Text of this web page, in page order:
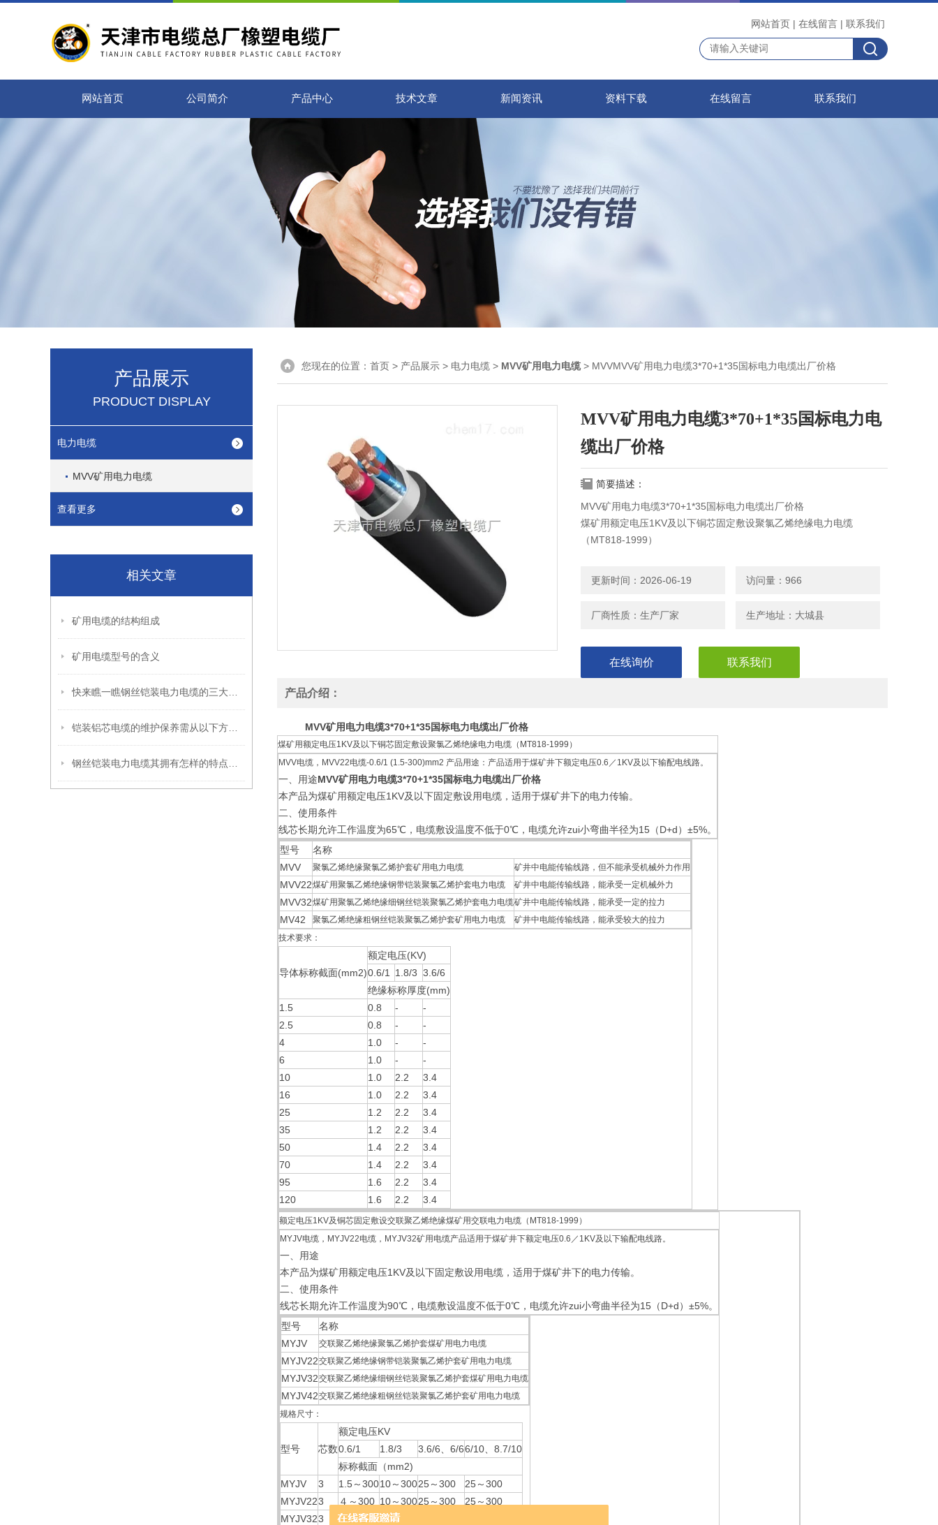
网站首页 | 在线留言 | 联系我们
网站首页 公司简介 产品中心 技术文章 新闻资讯 资料下载 在线留言 联系我们
产品展示
PRODUCT DISPLAY
电力电缆
MVV矿用电力电缆
查看更多
相关文章
矿用电缆的结构组成
矿用电缆型号的含义
您现在的位置： 首页 > 产品展示 > 电力电缆 > MVV矿用电力电缆> MVVMVV矿用电力电缆3*70+1*35国标电力电缆出厂价格
MVV矿用电力电缆3*70+1*35国标电力电
缆出厂价格
简要描述：
MVV矿用电力电缆3*70+1*35国标电力电缆出厂价格
煤矿用额定电压1KV及以下铜芯固定敷设聚氯乙烯绝缘电力电缆
（MT818-1999）
煤矿井下额定电压0.6／1KV及以下输配电线路。
更新时间：2026-06-19 访问量：966
厂商性质：生产厂家 生产地址：大城县
在线询价 联系我们
产品介绍：
MVV矿用电力电缆3*70+1*35国标电力电缆出厂价格
煤矿用额定电压1KV及以下铜芯固定敷设聚氯乙烯绝缘电力电缆（MT818-1999）
MVV电缆，MVV22电缆-0.6/1 (1.5-300)mm2 产品用途：产品适用于煤矿井下额定电压0.6／1KV及以下输配电线路。
一、用途MVV矿用电力电缆3*70+1*35国标电力电缆出厂价格
本产品为煤矿用额定电压1KV及以下固定敷设用电缆，适用于煤矿井下的电力传输。
二、使用条件
线芯长期允许工作温度为65℃，电缆敷设温度不低于0℃，电缆允许zui小弯曲半径为15（D+d）±5%。
型号
名称
MVV
聚氯乙烯绝缘聚氯乙烯护套矿用电力电缆 矿井中电能传输线路，但不能承受机械外力作用
MVV22煤矿用聚氯乙烯绝缘钢带铠装聚氯乙烯护套电力电缆 矿井中电能传输线路，能承受一定机械外力
MVV32煤矿用聚氯乙烯绝缘细钢丝铠装聚氯乙烯护套电力电缆矿井中电能传输线路，能承受一定的拉力
MV42 聚氯乙烯绝缘粗钢丝铠装聚氯乙烯护套矿用电力电缆
矿井中电能传输线路，能承受较大的拉力
技术要求：
导体标称截面(mm2)
额定电压(KV)
0.6/1
1.8/3 3.6/6
绝缘标称厚度(mm)
1.5
0.8 -
-
2.5
0.8 -
-
4
1.0 -
-
6
1.0 -
-
10
1.0 2.2
3.4
16
1.0 2.2
3.4
25
1.2 2.2
3.4
35
1.2 2.2
3.4
50
1.4 2.2
3.4
70
1.4 2.2
3.4
95
1.6 2.2
3.4
120
1.6 2.2 3.4
额定电压1KV及铜芯固定敷设交联聚乙烯绝缘煤矿用交联电力电缆（MT818-1999）
MYJV电缆，MYJV22电缆，MYJV32矿用电缆产品适用于煤矿井下额定电压0.6／1KV及以下输配电线路。
一、用途
本产品为煤矿用额定电压1KV及以下固定敷设用电缆，适用于煤矿井下的电力传输。
二、使用条件
线芯长期允许工作温度为90℃，电缆敷设温度不低于0℃，电缆允许zui小弯曲半径为15（D+d）±5%。
型号
名称
MYJV
交联聚乙烯绝缘聚氯乙烯护套煤矿用电力电缆
MYJV22交联聚乙烯绝缘钢带铠装聚氯乙烯护套矿用电力电缆
MYJV32交联聚乙烯绝缘细钢丝铠装聚氯乙烯护套煤矿用电力电缆
MYJV42交联聚乙烯绝缘粗钢丝铠装聚氯乙烯护套矿用电力电缆
规格尺寸：
型号 芯数
额定电压KV
0.6/1
1.8/3 3.6/6、6/66/10、8.7/10
标称截面（mm2)
MYJV
3 1.5～30010～30025～300
25～300
MYJV223 ４～300 10～30025～300
25～300
MYJV323 ４～300 10～300